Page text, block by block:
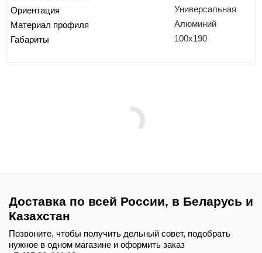
Ориентация Универсальная
Материал профиля Алюминий
Габариты 100x190
Доставка по всей России, в Беларусь и
Казахстан
Позвоните, чтобы получить дельный совет, подобрать
нужное в одном магазине и оформить заказ